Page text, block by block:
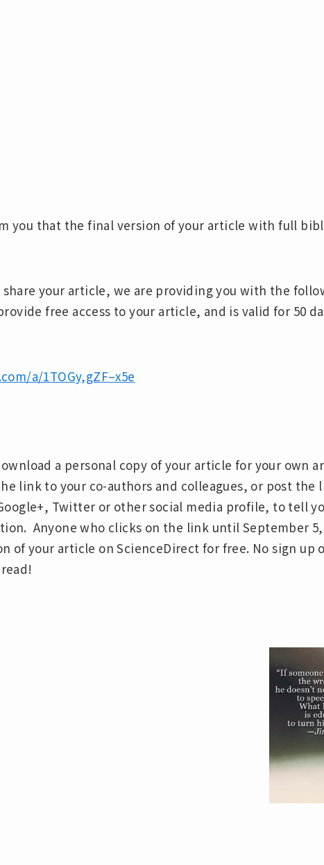
you that the final version of your article with full
share your article, we are providing you with the
free access to your article, and is valid for 50
a/1TOGy,gZF–x5e
a personal copy of your article for your own
link to your co-authors and colleagues, or post the
Twitter or other social media profile, to tell
Anyone who clicks on the link until September
of your article on ScienceDirect for free. No sign up